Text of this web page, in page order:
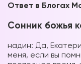
Ответ в Блогах
Сонник божья
надин: Да,
меня, если вы